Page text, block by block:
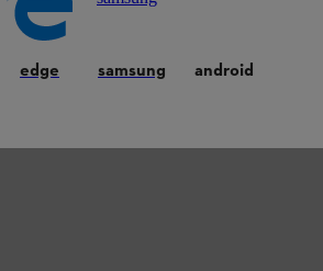
edge samsung android